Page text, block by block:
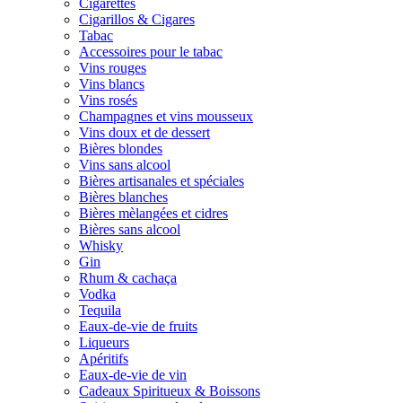
Cigarettes
Cigarillos & Cigares
Tabac
Accessoires pour le tabac
Vins rouges
Vins blancs
Vins rosés
Champagnes et vins mousseux
Vins doux et de dessert
Bières blondes
Vins sans alcool
Bières artisanales et spéciales
Bières blanches
Bières mèlangées et cidres
Bières sans alcool
Whisky
Gin
Rhum & cachaça
Vodka
Tequila
Eaux-de-vie de fruits
Liqueurs
Apéritifs
Eaux-de-vie de vin
Cadeaux Spiritueux & Boissons